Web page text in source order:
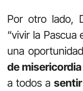
Por otro lado,
“vivir la
una
de
a todos asentir